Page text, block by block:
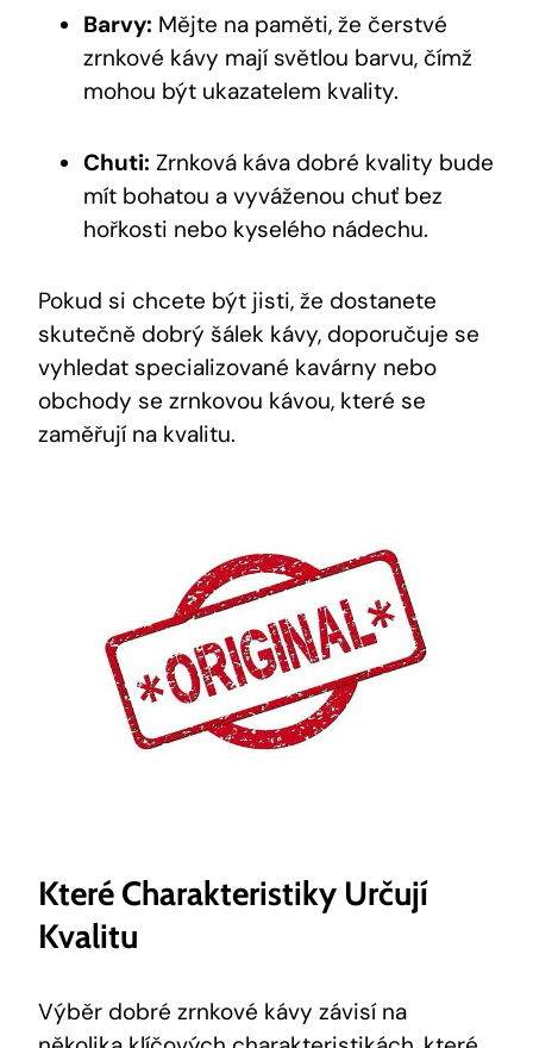
Barvy: Mějte na paměti, že čerstvé
zrnkové kávy mají světlou barvu, čímž
mohou být ukazatelem kvality.
Chuti: Zrnková káva dobré kvality bude
mít bohatou a vyváženou chuť bez
hořkosti nebo kyselého nádechu.
Pokud si chcete být jisti, že dostanete
skutečně dobrý šálek kávy, doporučuje se
vyhledat specializované kavárny nebo
obchody se zrnkovou kávou, které se
zaměřují na kvalitu.
Které Charakteristiky Určují
Kvalitu
Výběr dobré zrnkové kávy závisí na